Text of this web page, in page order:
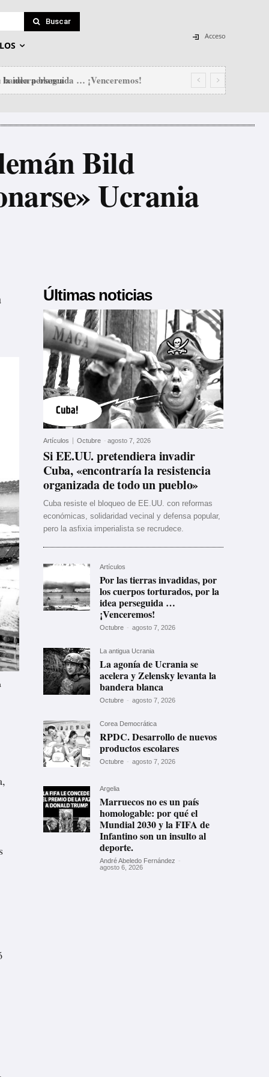
Buscar
Acceso
blanca
Bild
Ucrania
Últimas noticias
Artículos Octubre - agosto 7, 2026
Si EE.UU. pretendiera invadir
Cuba, «encontraría la resistencia
organizada de todo un pueblo»
Cuba resiste el bloqueo de EE.UU. con reformas
económicas, solidaridad vecinal y defensa popular,
pero la asfixia imperialista se recrudece.
Artículos
Por las tierras invadidas, por
los cuerpos torturados, por la
idea perseguida …
¡Venceremos!
Octubre - agosto 7, 2026
La antigua Ucrania
La agonía de Ucrania se
acelera y Zelensky levanta la
bandera blanca
Octubre - agosto 7, 2026
Corea Democrática
RPDC. Desarrollo de nuevos
productos escolares
Octubre - agosto 7, 2026
Argelia
Marruecos no es un país
homologable: por qué el
Mundial 2030 y la FIFA de
Infantino son un insulto al
deporte.
André Abeledo Fernández -
agosto 6, 2026